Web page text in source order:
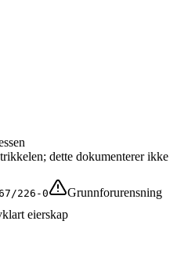
dette dokumenterer ikke
226-0
Grunnforurensning
eierskap